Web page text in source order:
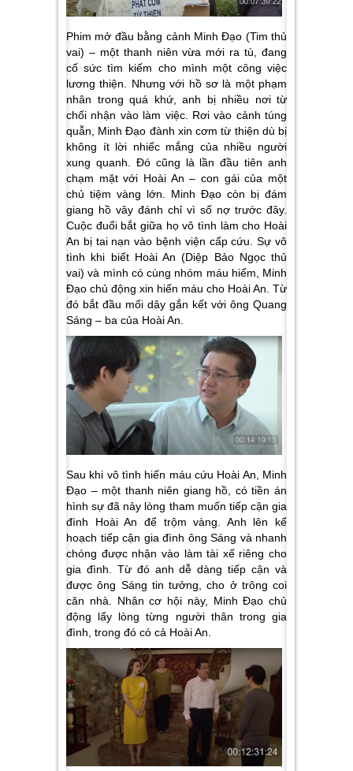
Phim mở đầu bằng cảnh Minh Đạo (Tim thủ
vai) – một thanh niên vừa mới ra tù, đang
cố sức tìm kiếm cho mình một công việc
lương thiện. Nhưng với hồ sơ là một phạm
nhân trong quá khứ, anh bị nhiều nơi từ
chối nhận vào làm việc. Rơi vào cảnh túng
quẫn, Minh Đạo đành xin cơm từ thiện dù bị
không ít lời nhiếc mắng của nhiều người
xung quanh. Đó cũng là lần đầu tiên anh
chạm mặt với Hoài An – con gái của một
chủ tiệm vàng lớn. Minh Đạo còn bị đám
giang hồ vây đánh chỉ vì số nợ trước đây.
Cuộc đuổi bắt giữa họ vô tình làm cho Hoài
An bị tai nạn vào bệnh viện cấp cứu. Sự vô
tình khi biết Hoài An (Diệp Bảo Ngọc thủ
vai) và mình có cùng nhóm máu hiếm, Minh
Đạo chủ động xin hiến máu cho Hoài An. Từ
đó bắt đầu mối dây gắn kết với ông Quang
Sáng – ba của Hoài An.
Sau khi vô tình hiến máu cứu Hoài An, Minh
Đạo – một thanh niên giang hồ, có tiền án
hình sự đã nảy lòng tham muốn tiếp cận gia
đình Hoài An để trộm vàng. Anh lên kế
hoạch tiếp cận gia đình ông Sáng và nhanh
chóng được nhận vào làm tài xế riêng cho
gia đình. Từ đó anh dễ dàng tiếp cận và
được ông Sáng tin tưởng, cho ở trông coi
căn nhà. Nhân cơ hội này, Minh Đạo chủ
động lấy lòng từng người thân trong gia
đình, trong đó có cả Hoài An.